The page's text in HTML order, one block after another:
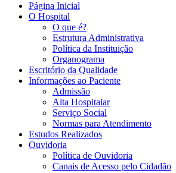
Página Inicial
O Hospital
O que é?
Estrutura Administrativa
Política da Instituição
Organograma
Escritório da Qualidade
Informações ao Paciente
Admissão
Alta Hospitalar
Serviço Social
Normas para Atendimento
Estudos Realizados
Ouvidoria
Política de Ouvidoria
Canais de Acesso pelo Cidadão